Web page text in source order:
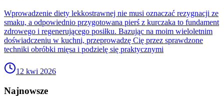
Wprowadzenie diety lekkostrawnej nie musi oznaczać rezygnacji ze
smaku, a odpowiednio przygotowana pierś z kurczaka to fundament
zdrowego i regenerującego posiłku. Bazując na moim wieloletnim
doświadczeniu w kuchni, przeprowadzę Cię przez sprawdzone
techniki obróbki mięsa i podzielę się praktycznymi
12 kwi 2026
Najnowsze